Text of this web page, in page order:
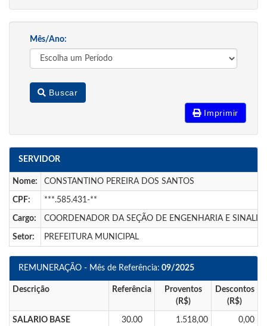
Mês/Ano:
Buscar
Imprimir
SERVIDOR
Nome: CONSTANTINO PEREIRA DOS SANTOS
CPF: ***.585.431-**
Cargo: COORDENADOR DA SEÇÃO DE ENGENHARIA E
Setor: PREFEITURA MUNICIPAL
REMUNERAÇÃO - Mês de Referência: 09/2025
Descrição Referência
Proventos
(R$)
Descontos
(R$)
SALARIO BASE 30.00 1.518,00 0,00